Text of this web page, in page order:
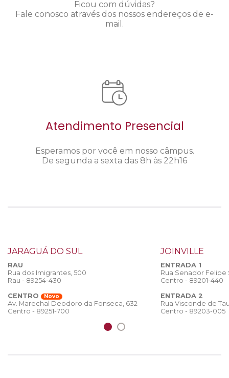
Ficou com dúvidas?
Fale conosco através dos nossos endereços de e-
mail.
Atendimento Presencial
Esperamos por você em nosso câmpus.
De segunda a sexta das 8h às 22h16
JARAGUÁ DO SUL
RAU
Rua dos Imigrantes, 500
Rau - 89254-430
CENTRO
Novo
Av. Marechal Deodoro da Fonseca, 632
Centro - 89251-700
JOINVILLE
ENTRADA 1
Rua Senador
Centro - 89201-440
ENTRADA 2
Rua Visconde de
Centro - 89203-005